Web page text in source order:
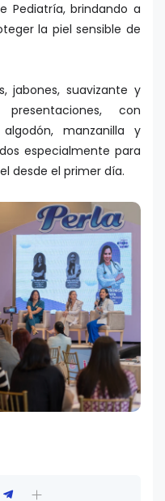
Pediatría, brindando a
la piel sensible de
jabones, suavizante y
con
manzanilla y
especialmente para
desde el primer día.